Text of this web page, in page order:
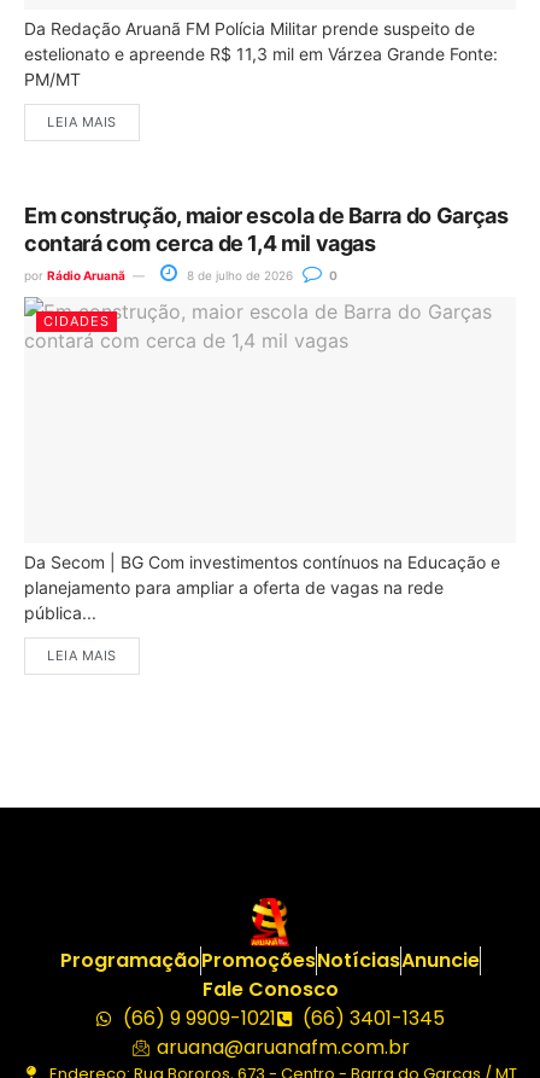
Da Redação Aruanã FM Polícia Militar prende suspeito de
estelionato e apreende R$ 11,3 mil em Várzea Grande Fonte:
PM/MT
LEIA MAIS
Em construção, maior escola de Barra do Garças
contará com cerca de 1,4 mil vagas
por Rádio Aruanã 8 de julho de 2026 0
CIDADES
Da Secom | BG Com investimentos contínuos na Educação e
planejamento para ampliar a oferta de vagas na rede
pública...
LEIA MAIS
ProgramaçãoPromoçõesNotíciasAnuncie
Fale Conosco
(66) 9 9909-1021
(66) 3401-1345
aruana@aruanafm.com.br